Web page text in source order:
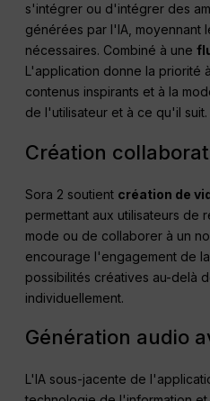
s'intégrer ou d'intégrer des
générées par l'IA, moyennant
nécessaires. Combiné à une
L'application donne la priorité
contenus inspirants et à la
de l'utilisateur et à ce qu'il suit.
Création
Sora 2 soutient création de
permettant aux utilisateurs de
mode ou de collaborer à un
encourage l'engagement de
possibilités créatives au-delà
individuellement.
Génération audio
L'IA sous-jacente de